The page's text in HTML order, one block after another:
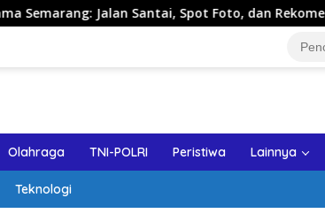
Santai, Spot Foto, dan Rekomendasi Lumpia
Olahraga TNI-POLRI Peristiwa Lainnya
Teknologi